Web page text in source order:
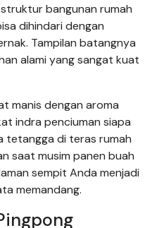
bangunan rumah
dihindari dengan
Tampilan batangnya
alami yang sangat kuat
manis dengan aroma
indra penciuman siapa
tetangga di teras rumah
saat musim panen buah
sempit Anda menjadi
memandang.